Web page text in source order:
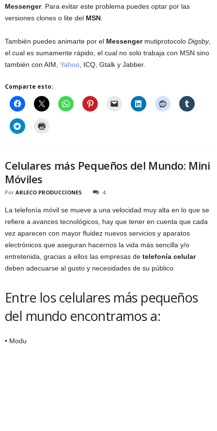
Messenger. Para evitar este problema puedes optar por las
versiones clones o lite del MSN
También puedes animarte por el Messengermutiprotocolo Digsby,
el cual es sumamente rápido, el cual no solo trabaja con MSN sino
también con AIM, Yahoo , ICQ, Gtalk y Jabber.
Comparte esto:
Celulares más Pequeños del Mundo: Mini
Móviles
Por ARLECO PRODUCCIONES 4
La telefonía móvil se mueve a una velocidad muy alta en lo que se
refiere a avances tecnológicos, hay que tener en cuenta que cada
vez aparecen con mayor fluidez nuevos servicios y aparatos
electrónicos que aseguran hacernos la vida más sencilla y/o
entretenida, gracias a ellos las empresas de telefonía celular
deben adecuarse al gusto y necesidades de su público.
Entre los celulares más pequeños
del mundo encontramos a:
• Modu